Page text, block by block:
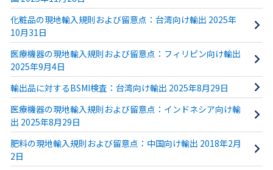
化粧品の現地輸入規則および留意点：台湾向け輸出 2025年
10月31日
医療機器の現地輸入規則および留意点：フィリピン向け輸出
2025年9月4日
輸出品に対するBSMI検査：台湾向け輸出 2025年8月29日
医療機器の現地輸入規則および留意点：インドネシア向け輸
出 2025年8月29日
肥料の現地輸入規則および留意点：中国向け輸出 2018年2月
2日